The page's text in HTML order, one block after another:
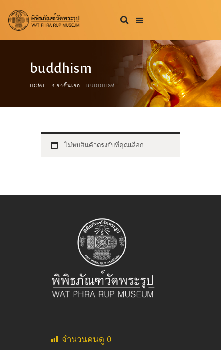
buddhism
HOME ของชิ้นเอก BUDDHISM
ไม่พบสินค้าตรงกับที่คุณเลือก
จำนวนคนดู 0